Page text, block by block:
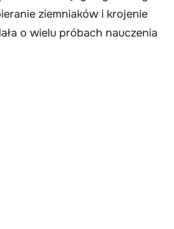
ziemniaków i krojenie
o wielu próbach nauczenia